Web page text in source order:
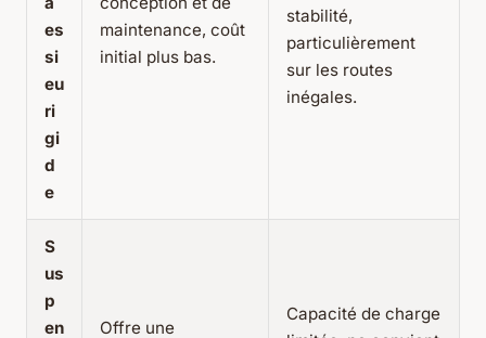
es
si
eu
ri
gi
d
e
maintenance, coût
initial plus bas.
stabilité,
particulièrement
sur les routes
inégales.
S
us
p
en
Offre une
Capacité de charge